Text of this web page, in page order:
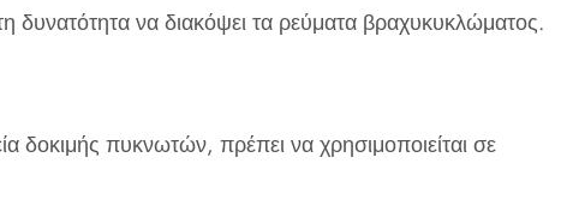
δυνατότητα να διακόψει τα ρεύματα βραχυκυκλώματος.
δοκιμής πυκνωτών, πρέπει να χρησιμοποιείται σε